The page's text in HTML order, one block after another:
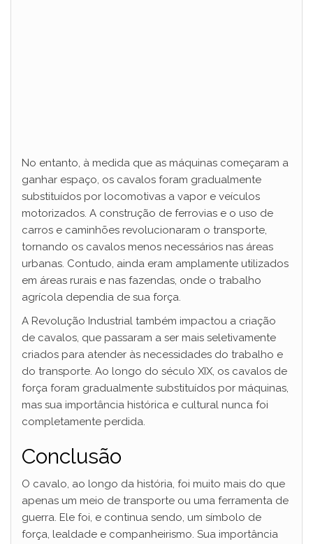
No entanto, à medida que as máquinas começaram a
ganhar espaço, os cavalos foram gradualmente
substituídos por locomotivas a vapor e veículos
motorizados. A construção de ferrovias e o uso de
carros e caminhões revolucionaram o transporte,
tornando os cavalos menos necessários nas áreas
urbanas. Contudo, ainda eram amplamente utilizados
em áreas rurais e nas fazendas, onde o trabalho
agrícola dependia de sua força.
A Revolução Industrial também impactou a criação
de cavalos, que passaram a ser mais seletivamente
criados para atender às necessidades do trabalho e
do transporte. Ao longo do século XIX, os cavalos de
força foram gradualmente substituídos por máquinas,
mas sua importância histórica e cultural nunca foi
completamente perdida.
Conclusão
O cavalo, ao longo da história, foi muito mais do que
apenas um meio de transporte ou uma ferramenta de
guerra. Ele foi, e continua sendo, um símbolo de
força, lealdade e companheirismo. Sua importância